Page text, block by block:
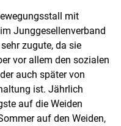
mit
Junggesellenverband
zugute, da sie
vor allem den sozialen
auch später von
ist. Jährlich
auf die Weiden
auf den Weiden,